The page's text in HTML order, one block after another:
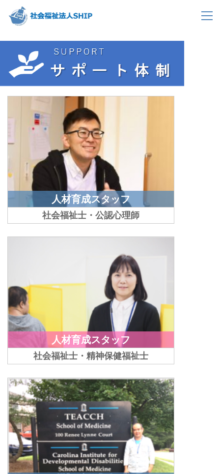
人材育成スタッフ
社会福祉士・公認心理師
人材育成スタッフ
社会福祉士・精神保健福祉士